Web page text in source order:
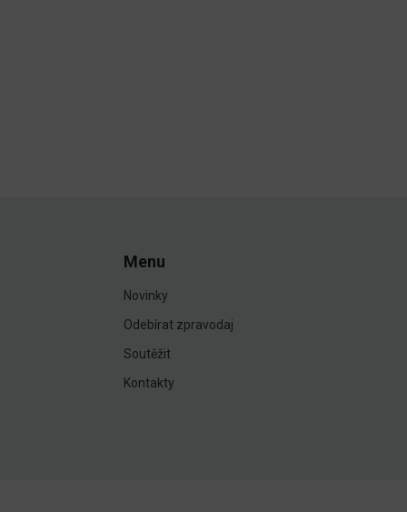
Menu
Novinky
Odebírat zpravodaj
Soutěžit
Kontakty